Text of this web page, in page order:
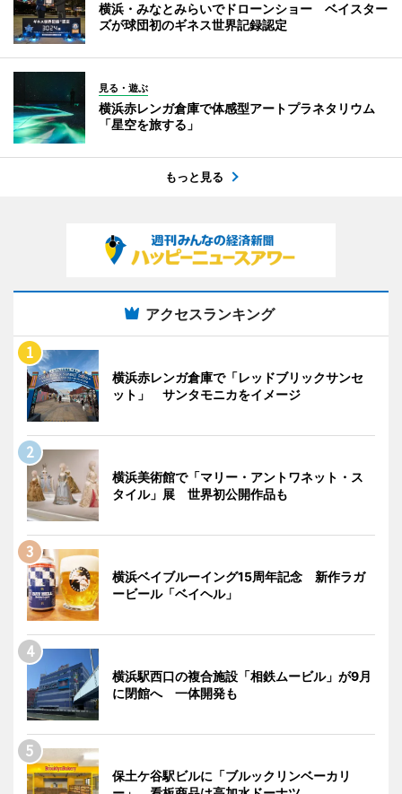
横浜・みなとみらいでドローンショー ベイスター
ズが球団初のギネス世界記録認定
見る・遊ぶ
横浜赤レンガ倉庫で体感型アートプラネタリウム
「星空を旅する」
もっと見る
アクセスランキング
横浜赤レンガ倉庫で「レッドブリックサンセ
ット」 サンタモニカをイメージ
横浜美術館で「マリー・アントワネット・ス
タイル」展 世界初公開作品も
横浜ベイブルーイング15周年記念 新作ラガ
ービール「ベイヘル」
横浜駅西口の複合施設「相鉄ムービル」が9月
に閉館へ 一体開発も
保土ケ谷駅ビルに「ブルックリンベーカリ